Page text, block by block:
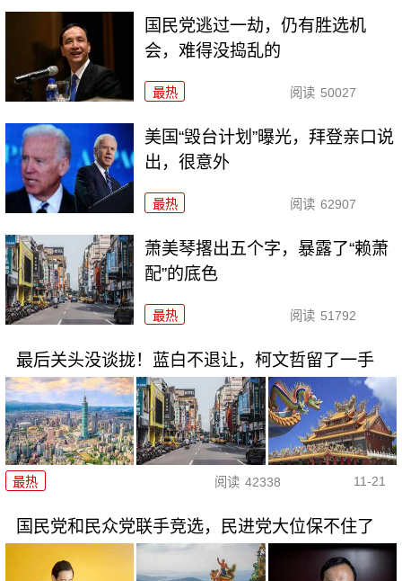
国民党逃过一劫，仍有胜选机
会，难得没捣乱的
最热 阅读 50027
美国“毁台计划”曝光，拜登亲口说
出，很意外
最热 阅读 62907
萧美琴撂出五个字，暴露了“赖萧
配”的底色
最热 阅读 51792
最后关头没谈拢！蓝白不退让，柯文哲留了一手
最热 阅读 42338 11-21
国民党和民众党联手竞选，民进党大位保不住了